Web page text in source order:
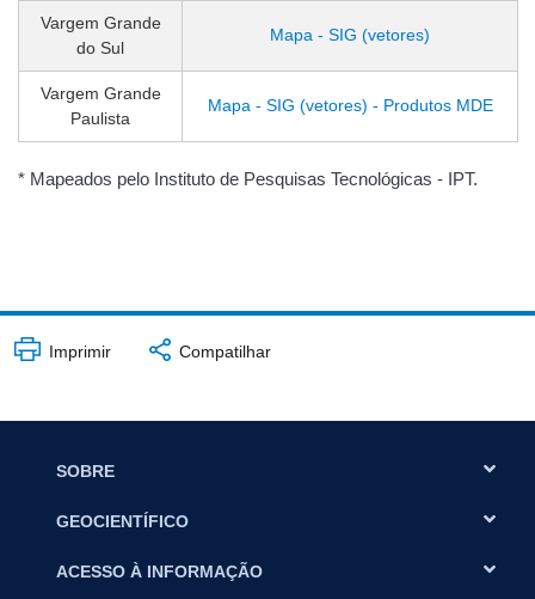
Vargem Grande
do Sul
Mapa - SIG (vetores)
Vargem Grande
Paulista
Mapa - SIG (vetores) - Produtos MDE
* Mapeados pelo Instituto de Pesquisas Tecnológicas - IPT.
Imprimir Compatilhar
SOBRE
GEOCIENTÍFICO
ACESSO À INFORMAÇÃO